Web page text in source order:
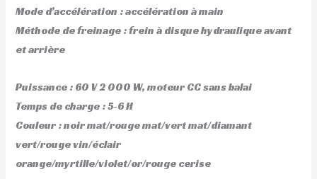
Mode d’accélération : accélération à main
Méthode de freinage : frein à disque hydraulique avant
et arrière
Puissance : 60 V 2 000 W, moteur CC sans balai
Temps de charge : 5-6 H
Couleur : noir mat/rouge mat/vert mat/diamant
vert/rouge vin/éclair
orange/myrtille/violet/or/rouge cerise